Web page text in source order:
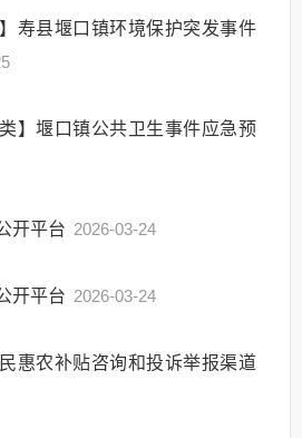
寿县堰口镇环境保护突发事件
】堰口镇公共卫生事件应急预
开平台 2026-03-24
开平台 2026-03-24
惠农补贴咨询和投诉举报渠道